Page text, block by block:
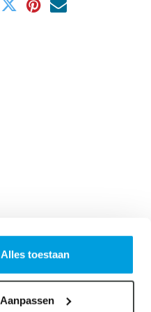
Alles toestaan
Aanpassen